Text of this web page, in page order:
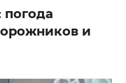
погода
и